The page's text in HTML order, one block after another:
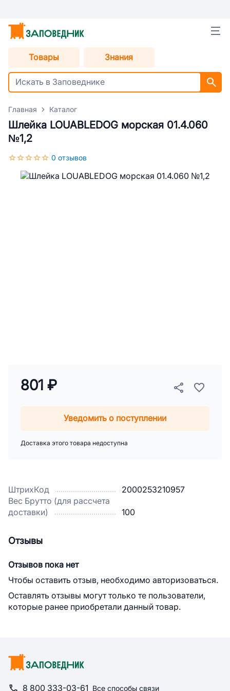
Товары Знания
Главная Каталог
Шлейка LOUABLEDOG морская 01.4.060
№1,2
0 отзывов
ШтрихКод
2000253210957
Вес Брутто (для рассчета
доставки)
100
801 ₽
Уведомить о поступлении
Доставка этого товара недоступна
Отзывы
Отзывов пока нет
Чтобы оставить отзыв, необходимо авторизоваться.
Оставлять отзывы могут только те пользователи,
которые ранее приобретали данный товар.
8 800 333-03-61 Все способы связи